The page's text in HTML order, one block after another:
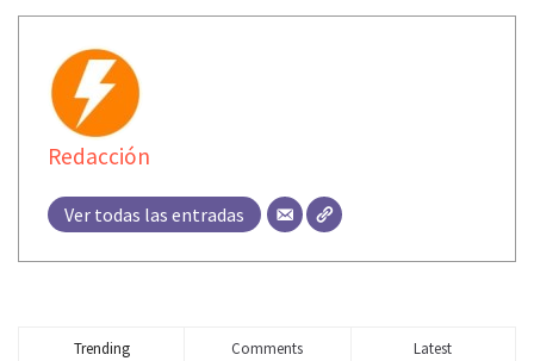
Redacción
Ver todas las entradas
Trending Comments Latest